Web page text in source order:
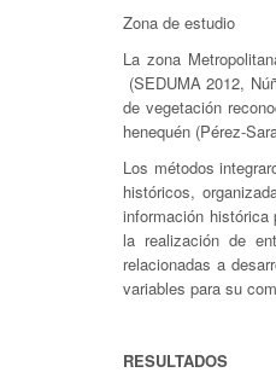
Zona de estudio
La zona
(SEDUMA 2012,
de vegetación
henequén (Pérez-
Los métodos
históricos,
información
la realización de
relacionadas a
variables para su
RESULTADOS